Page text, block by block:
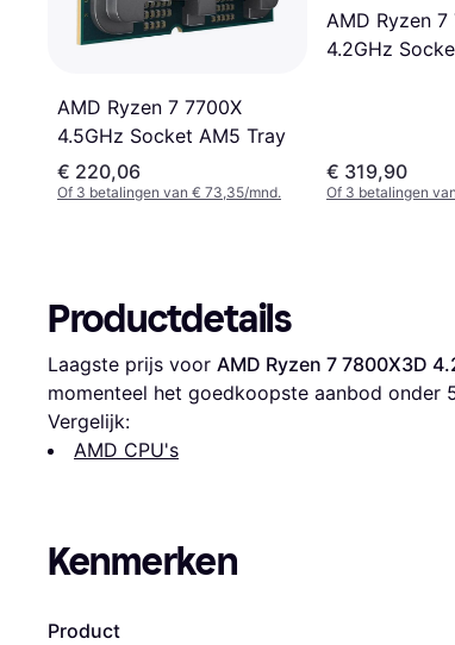
AMD Ryzen 7 7700X
4.5GHz Socket AM5 Tray
€ 220,06
Of 3 betalingen van € 73,35/mnd.
AMD Ryzen 7
4.2GHz
€ 319,90
Of 3 betalingen
Productdetails
Laagste prijs voor AMD Ryzen 7 7800X3D
momenteel het goedkoopste aanbod onder
Vergelijk:
AMD CPU's
Kenmerken
Product